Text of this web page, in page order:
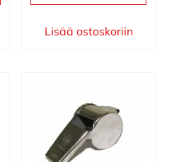
Lisää ostoskoriin